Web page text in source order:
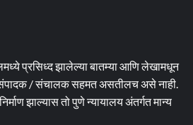
प्रसिध्द झालेल्या बातम्या आणि लेखामधून
संपादक / संचालक सहमत असतीलच असे नाही.
झाल्यास तो पुणे न्यायालय अंतर्गत मान्य